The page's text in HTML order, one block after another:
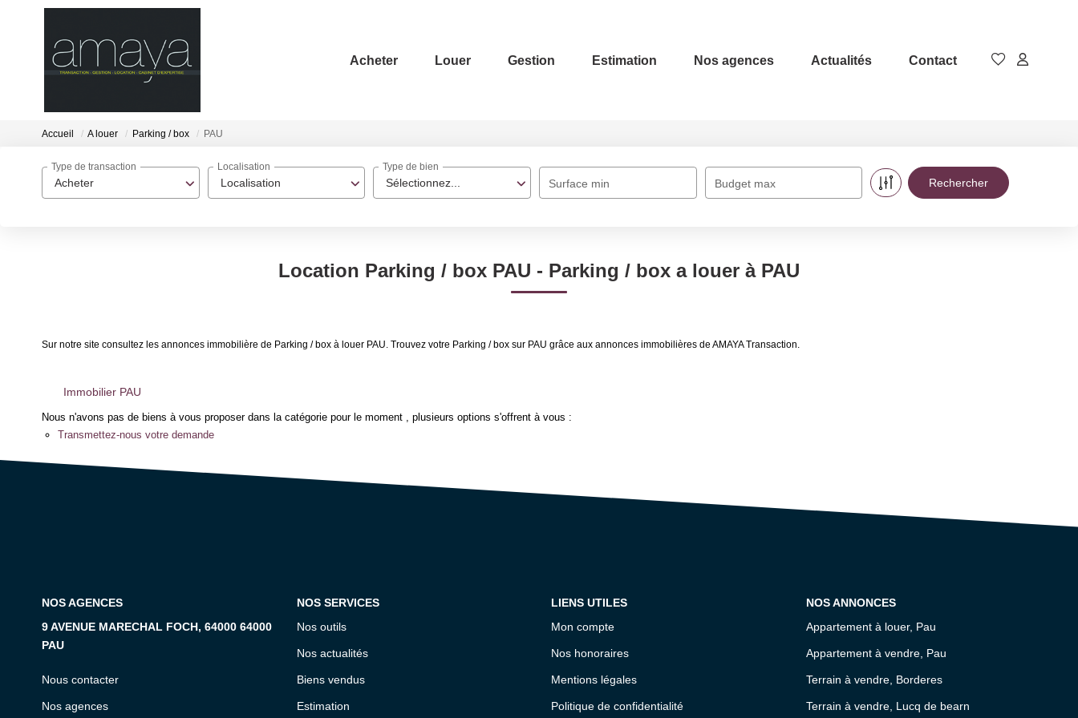
Acheter Louer Gestion Estimation Nos agences Actualités Contact
Accueil A louer Parking / box PAU
Acheter
Type de transaction
Localisation
Localisation
Sélectionnez...
Type de bien
Surface min Budget max
Location Parking / box PAU - Parking / box a louer à PAU
Sur notre site consultez les annonces immobilière de Parking / box à louer PAU. Trouvez votre Parking / box sur PAU grâce aux annonces immobilières de AMAYA Transaction.
Immobilier PAU
Nous n'avons pas de biens à vous proposer dans la catégorie pour le moment , plusieurs options s'offrent à vous :
Transmettez-nous votre demande
NOS AGENCES
9 AVENUE MARECHAL FOCH, 64000 64000
PAU
Nous contacter
Nos agences
NOS SERVICES
Nos outils
Nos actualités
Biens vendus
Estimation
LIENS UTILES
Mon compte
Nos honoraires
Mentions légales
Politique de confidentialité
NOS ANNONCES
Appartement à louer, Pau
Appartement à vendre, Pau
Terrain à vendre, Borderes
Terrain à vendre, Lucq de bearn